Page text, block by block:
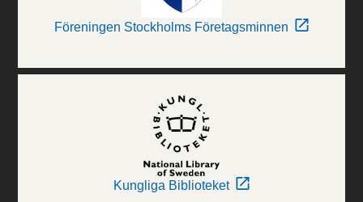
Föreningen Stockholms Företagsminnen
Kungliga Biblioteket